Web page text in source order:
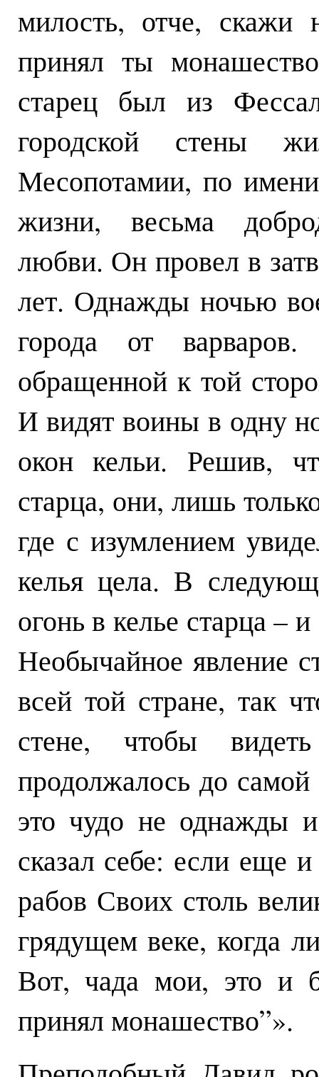
милость, отче,
принял ты
старец был из
городской стены
Месопотамии, по
жизни, весьма
любви. Он провел в
лет. Однажды ночью
города от
обращенной к той
И видят воины в одну
окон кельи. Решив,
старца, они, лишь
где с изумлением
келья цела. В
огонь в келье старца –
Необычайное явление
всей той стране, так
стене, чтобы
продолжалось до
это чудо не однажды
сказал себе: если еще
рабов Своих столь
грядущем веке, когда
Вот, чада мои, это и
принял монашество”».